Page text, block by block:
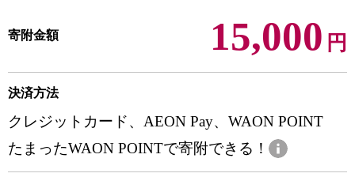
寄附金額 15,000 円
決済方法
クレジットカード、AEON Pay、WAON POINT
たまったWAON POINTで寄附できる！